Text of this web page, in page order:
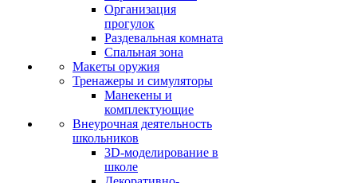
Организация
прогулок
Раздевальная комната
Спальная зона
Макеты оружия
Тренажеры и симуляторы
Манекены и
комплектующие
Внеурочная деятельность
школьников
3D-моделирование в
школе